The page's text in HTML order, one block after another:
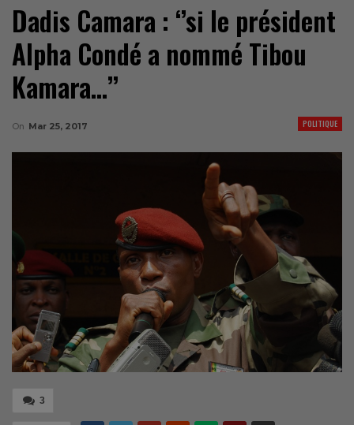
Dadis Camara : ‘’si le président
Alpha Condé a nommé Tibou
Kamara…’’
POLITIQUE
On Mar 25, 2017
3